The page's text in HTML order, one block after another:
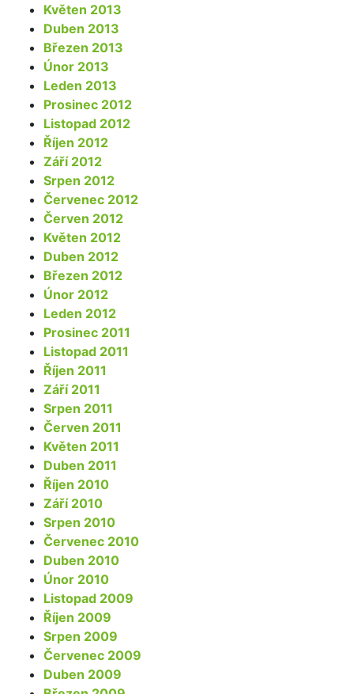
Květen 2013
Duben 2013
Březen 2013
Únor 2013
Leden 2013
Prosinec 2012
Listopad 2012
Říjen 2012
Září 2012
Srpen 2012
Červenec 2012
Červen 2012
Květen 2012
Duben 2012
Březen 2012
Únor 2012
Leden 2012
Prosinec 2011
Listopad 2011
Říjen 2011
Září 2011
Srpen 2011
Červen 2011
Květen 2011
Duben 2011
Říjen 2010
Září 2010
Srpen 2010
Červenec 2010
Duben 2010
Únor 2010
Listopad 2009
Říjen 2009
Srpen 2009
Červenec 2009
Duben 2009